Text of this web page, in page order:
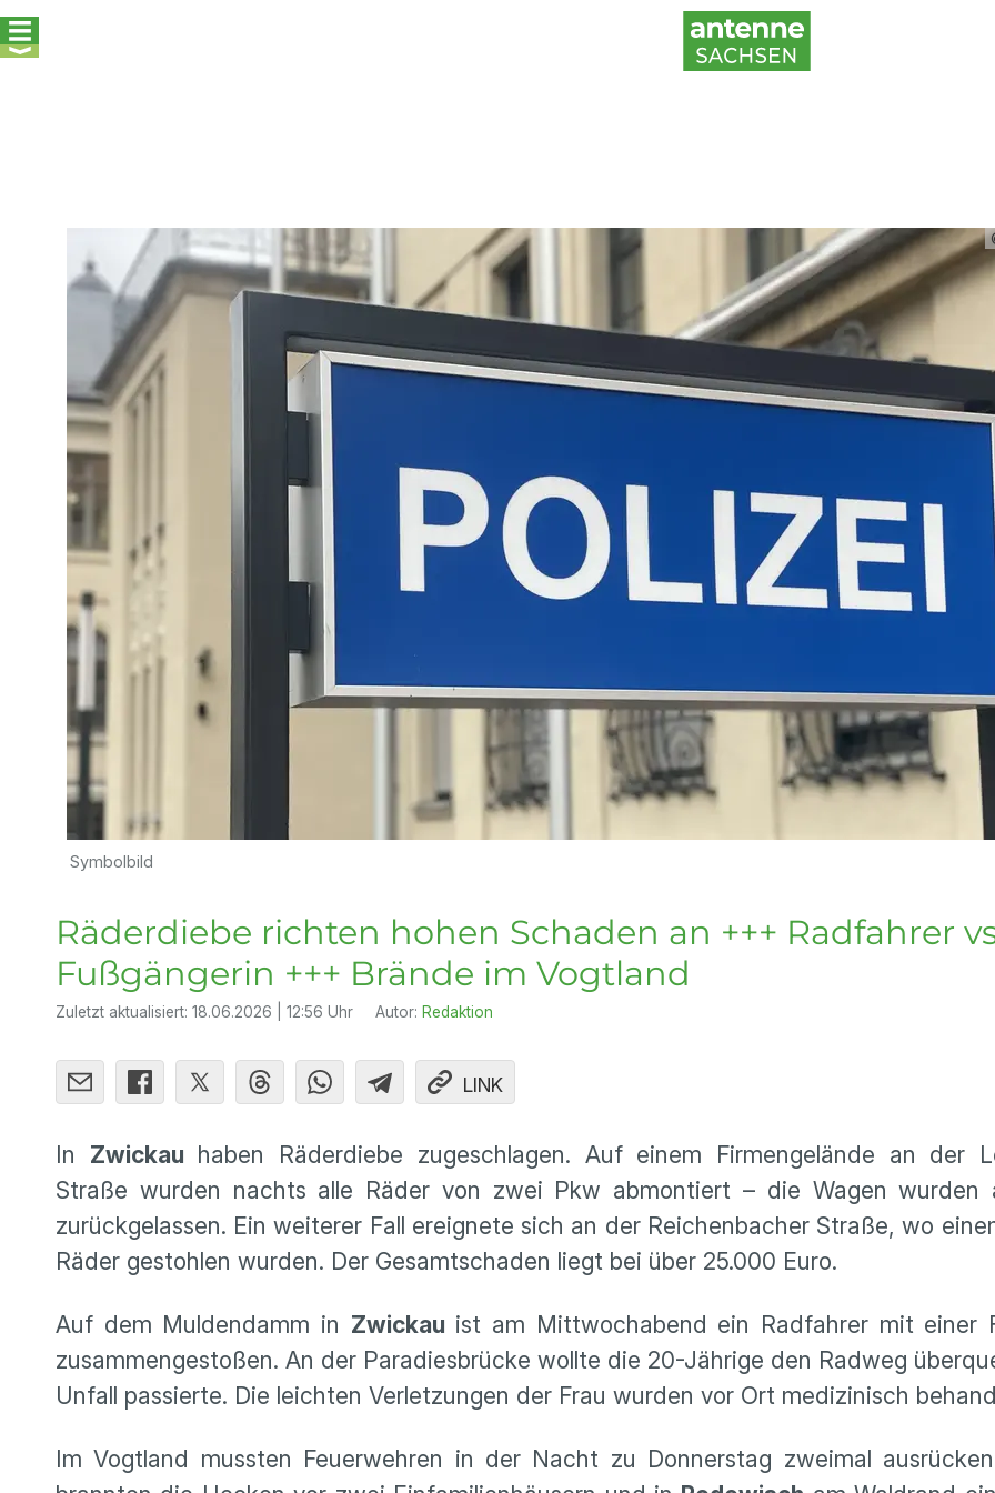
Symbolbild
Räderdiebe richten hohen Schaden an +++ Radfahrer
Fußgängerin +++ Brände im Vogtland
Zuletzt aktualisiert: 18.06.2026 | 12:56 Uhr Autor: Redaktion
LINK
In Zwickau haben Räderdiebe zugeschlagen. Auf einem Firmengelände an der
Straße wurden nachts alle Räder von zwei Pkw abmontiert – die Wagen wurden
zurückgelassen. Ein weiterer Fall ereignete sich an der Reichenbacher Straße, wo
Räder gestohlen wurden. Der Gesamtschaden liegt bei über 25.000 Euro.
Auf dem Muldendamm in Zwickau ist am Mittwochabend ein Radfahrer mit einer
zusammengestoßen. An der Paradiesbrücke wollte die 20-Jährige den Radweg
Unfall passierte. Die leichten Verletzungen der Frau wurden vor Ort medizinisch
Im Vogtland mussten Feuerwehren in der Nacht zu Donnerstag zweimal